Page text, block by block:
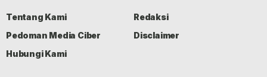
Tentang Kami
Redaksi
Pedoman Media Ciber
Disclaimer
Hubungi Kami